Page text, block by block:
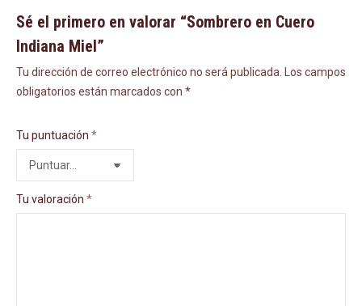
Sé el primero en valorar “Sombrero en Cuero
Indiana Miel”
Tu dirección de correo electrónico no será publicada.
Los campos
obligatorios están marcados con *
Tu puntuación *
Tu valoración *